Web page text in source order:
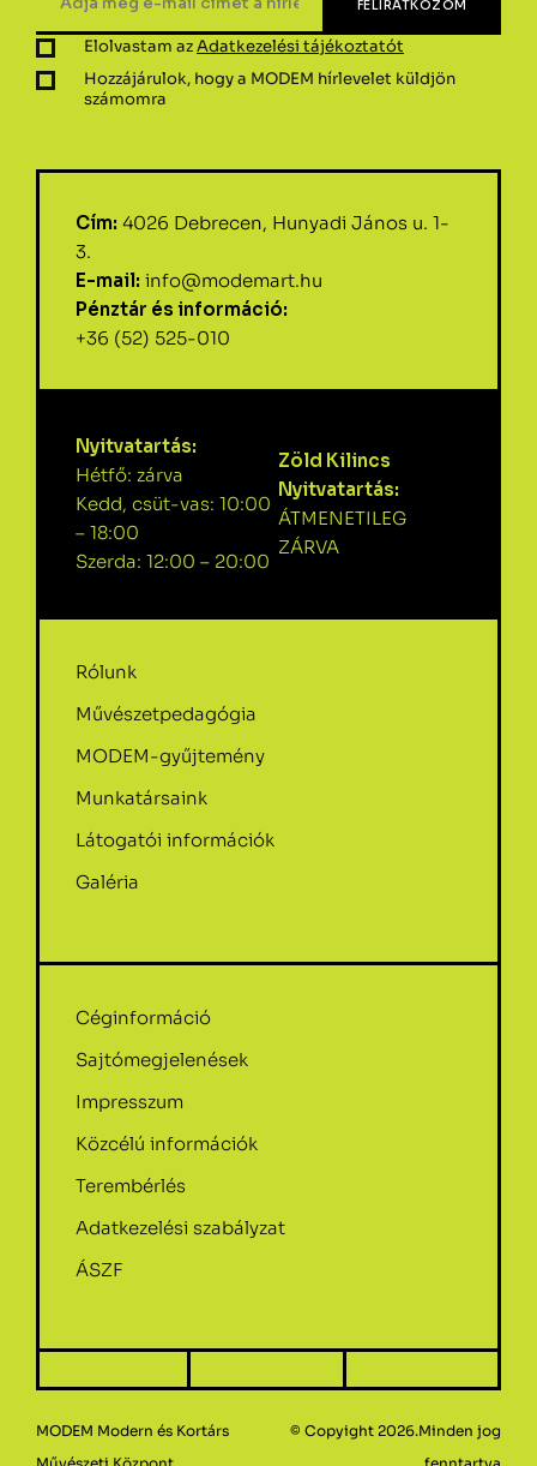
Elolvastam azAdatkezelési tájékoztatót
Hozzájárulok, hogy a MODEM hírlevelet küldjön
számomra
Cím: 4026 Debrecen, Hunyadi János u. 1-
3.
E-mail: info@modemart.hu
Pénztár és információ:
+36 (52) 525-010
Nyitvatartás:
Hétfő: zárva
Kedd, csüt-vas: 10:00
– 18:00
Szerda: 12:00 – 20:00
Zöld Kilincs
Nyitvatartás:
ÁTMENETILEG
ZÁRVA
Rólunk
Művészetpedagógia
MODEM-gyűjtemény
Munkatársaink
Látogatói információk
Galéria
Céginformáció
Sajtómegjelenések
Impresszum
Közcélú információk
Terembérlés
Adatkezelési szabályzat
ÁSZF
MODEM Modern és Kortárs
© Copyight 2026.Minden jog